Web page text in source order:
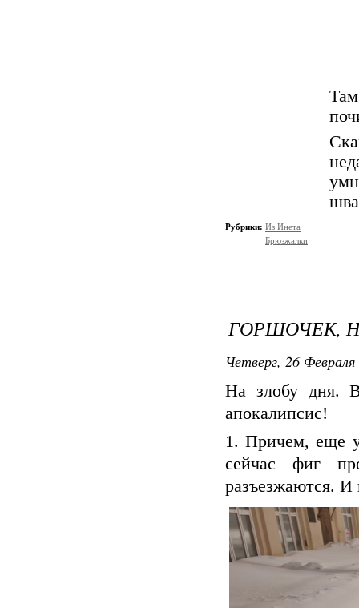
Рубрики: Из Инета
Брюзжалки
ГОРШОЧЕК,
Четверг, 26
На злобу дня.
апокалипсис!
1. Причем, еще
сейчас фиг
разъезжаются. И